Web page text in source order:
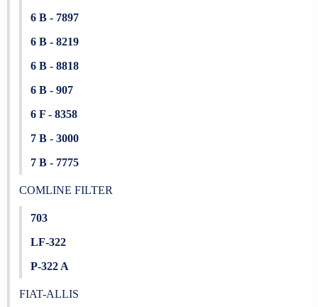
6 B - 7897
6 B - 8219
6 B - 8818
6 B - 907
6 F - 8358
7 B - 3000
7 B - 7775
COMLINE FILTER
703
LF-322
P-322 A
FIAT-ALLIS